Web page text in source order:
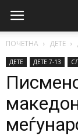
ПОЧЕТНА ДЕТЕ
ДЕТЕ ДЕTE 7-13